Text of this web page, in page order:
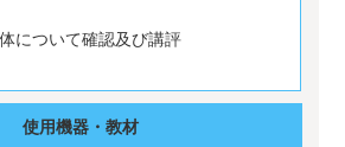
について確認及び講評
使用機器・教材